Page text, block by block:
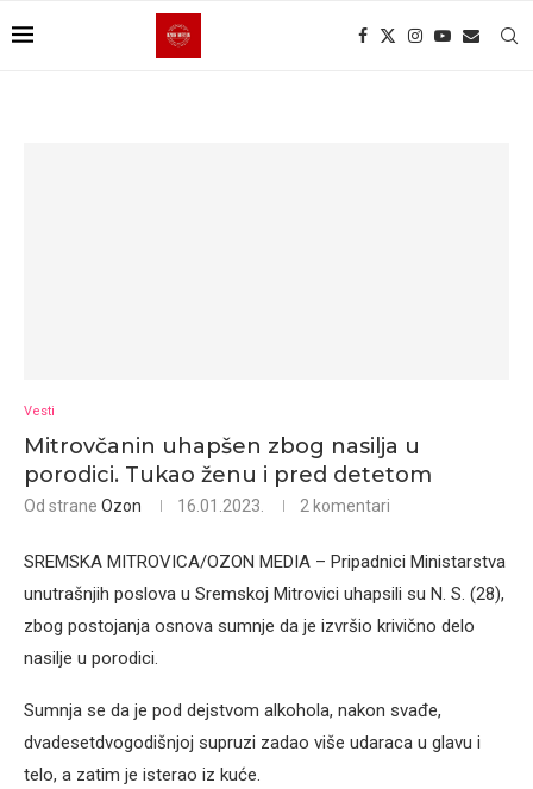
Vesti
Mitrovčanin uhapšen zbog nasilja u
porodici. Tukao ženu i pred detetom
Od strane Ozon 16.01.2023. 2 komentari
SREMSKA MITROVICA/OZON MEDIA – Pripadnici Ministarstva
unutrašnjih poslova u Sremskoj Mitrovici uhapsili su N. S. (28),
zbog postojanja osnova sumnje da je izvršio krivično delo
nasilje u porodici.
Sumnja se da je pod dejstvom alkohola, nakon svađe,
dvadesetdvogodišnjoj supruzi zadao više udaraca u glavu i
telo, a zatim je isterao iz kuće.